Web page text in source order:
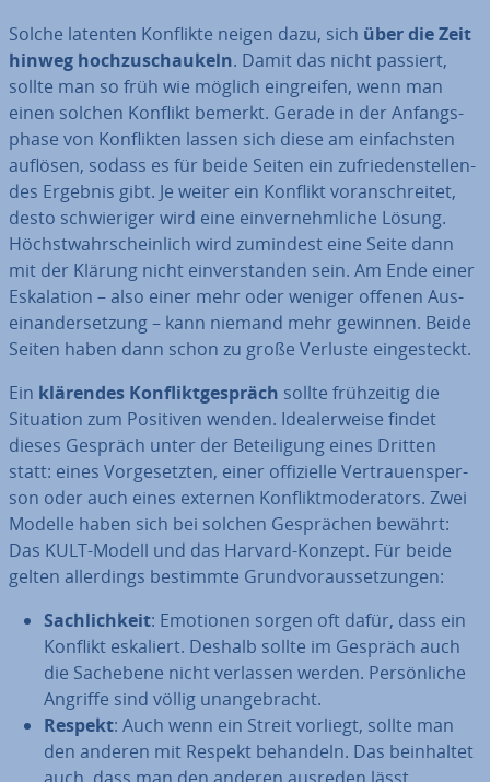
Solche latenten Konflikte neigen dazu, sich über die Zeit
hinweg hoch­zu­schau­keln. Damit das nicht passiert,
sollte man so früh wie möglich ein­grei­fen, wenn man
einen solchen Konflikt bemerkt. Gerade in der An­fangs­
pha­se von Kon­flik­ten lassen sich diese am ein­fachs­ten
auflösen, sodass es für beide Seiten ein zu­frie­den­stel­len­
des Ergebnis gibt. Je weiter ein Konflikt vor­an­schrei­tet,
desto schwie­ri­ger wird eine ein­ver­nehm­li­che Lösung.
Höchst­wahr­schein­lich wird zumindest eine Seite dann
mit der Klärung nicht ein­ver­stan­den sein. Am Ende einer
Es­ka­la­ti­on – also einer mehr oder weniger offenen Aus­
ein­an­der­set­zung – kann niemand mehr gewinnen. Beide
Seiten haben dann schon zu große Verluste ein­ge­steckt.
Ein klärendes Kon­flikt­ge­spräch sollte früh­zei­tig die
Situation zum Positiven wenden. Idea­ler­wei­se findet
dieses Gespräch unter der Be­tei­li­gung eines Dritten
statt: eines Vor­ge­setz­ten, einer of­fi­zi­el­le Ver­trau­ens­per­
son oder auch eines externen Kon­flikt­mo­de­ra­tors. Zwei
Modelle haben sich bei solchen Ge­sprä­chen bewährt:
Das KULT-Modell und das Harvard-Konzept. Für beide
gelten al­ler­dings bestimmte Grund­vor­aus­set­zun­gen:
Sach­lich­keit: Emotionen sorgen oft dafür, dass ein
Konflikt eskaliert. Deshalb sollte im Gespräch auch
die Sachebene nicht verlassen werden. Per­sön­li­che
Angriffe sind völlig un­an­ge­bracht.
Respekt: Auch wenn ein Streit vorliegt, sollte man
den anderen mit Respekt behandeln. Das be­inhal­tet